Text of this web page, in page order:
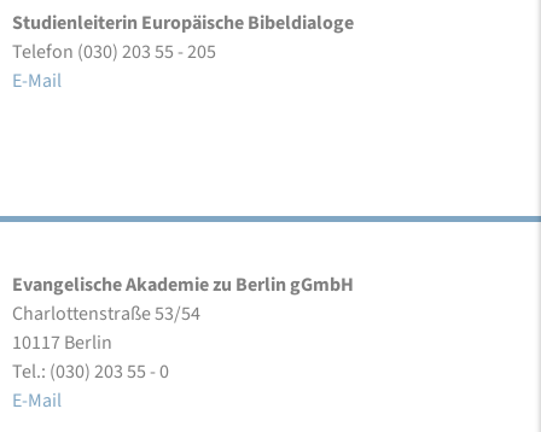
Studienleiterin Europäische Bibeldialoge
Telefon (030) 203 55 - 205
E-Mail
Evangelische Akademie zu Berlin gGmbH
Charlottenstraße 53/54
10117 Berlin
Tel.: (030) 203 55 - 0
E-Mail